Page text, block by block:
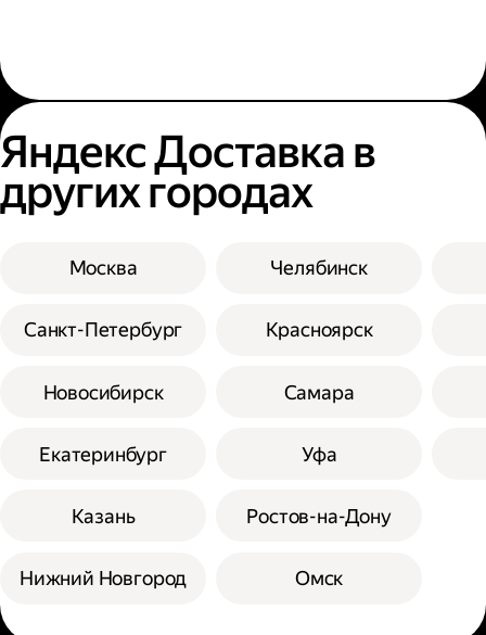
Яндекс Доставка в
других городах
Москва
Санкт-Петербург
Новосибирск
Екатеринбург
Казань
Нижний Новгород
Челябинск
Красноярск
Самара
Уфа
Ростов-на-Дону
Омск